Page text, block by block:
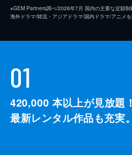
※GEM Partners調べ/2026年7⽉ 国内の主要な定額
海外ドラマ/韓流・アジアドラマ/国内ドラマ/アニメを
01
420,000 本以上が見放題！
最新レンタル作品も充実。